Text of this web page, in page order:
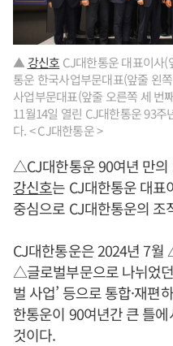
▲ 강신호 CJ대한통운 대표이사(
통운 한국사업부문대표(앞줄 왼
사업부문대표(앞줄 오른쪽 세 번
11월14일 열린 CJ대한통운 93
다. < CJ대한통운 >
△CJ대한통운 90여년 만의
강신호는 CJ대한통운 대표
중심으로 CJ대한통운의 조
CJ대한통운은 2024년 7
△글로벌부문으로 나뉘었던
벌 사업’ 등으로 통합·재편
한통운이 90여년간 큰 틀
것이다.